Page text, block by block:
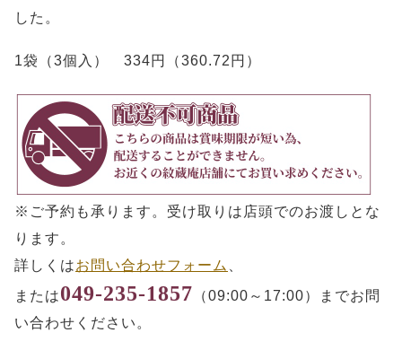
した。
1袋（3個入） 334円（360.72円）
※ご予約も承ります。受け取りは店頭でのお渡しとな
ります。
詳しくはお問い合わせフォーム
または049-235-1857 （09:00～17:00）までお問
い合わせください。